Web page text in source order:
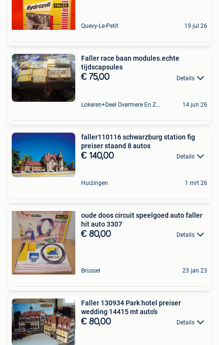
Quevy-Le-Petit 19 jul 26
Faller race baan modules.echte
tijdscapsules
€ 75,00 Details
Lokeren+Deel Overmere En Zele 14 jun 26
faller110116 schwarzburg station fig
preiser staand 8 autos
€ 140,00 Details
Huizingen 1 mrt 26
oude doos circuit speelgoed auto faller
hit auto 3307
€ 80,00 Details
Brussel 23 jan 23
Faller 130934 Park hotel preiser
wedding 14415 mt auto's
€ 80,00 Details